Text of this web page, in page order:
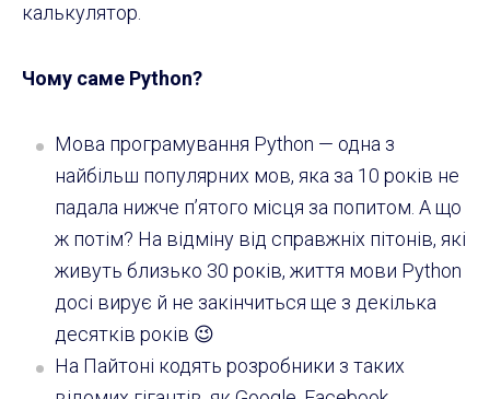
калькулятор.
Чому саме Python?
Мова програмування Python — одна з
найбільш популярних мов, яка за 10 років не
падала нижче п’ятого місця за попитом. А що
ж потім? На відміну від справжніх пітонів, які
живуть близько 30 років, життя мови Python
досі вирує й не закінчиться ще з декілька
десятків років 😉
На Пайтоні кодять розробники з таких